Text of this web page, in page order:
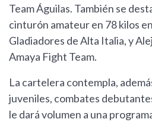
Team Águilas. También se
cinturón amateur en 78 kilos
Gladiadores de Alta Italia, y
Amaya Fight Team.
La cartelera contempla,
juveniles, combates
le dará volumen a una